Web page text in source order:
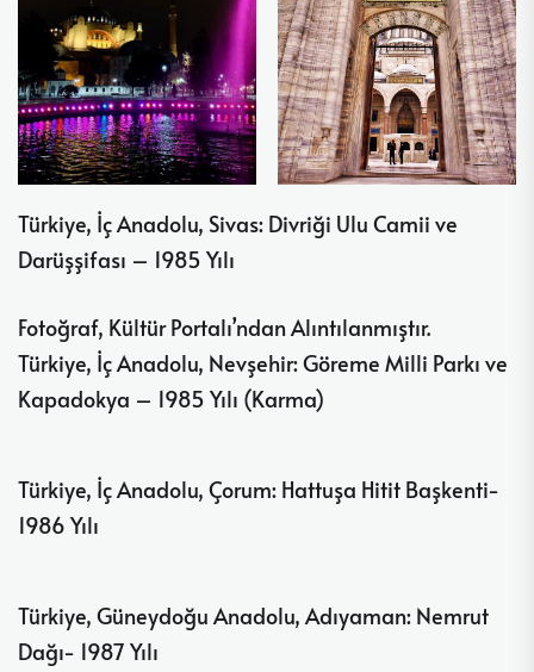
Türkiye, İç Anadolu, Sivas: Divriği Ulu Camii ve
Darüşşifası – 1985 Yılı
Fotoğraf, Kültür Portalı’ndan Alıntılanmıştır.
Türkiye, İç Anadolu, Nevşehir: Göreme Milli Parkı ve
Kapadokya – 1985 Yılı (Karma)
Türkiye, İç Anadolu, Çorum: Hattuşa Hitit Başkenti-
1986 Yılı
Türkiye, Güneydoğu Anadolu, Adıyaman: Nemrut
Dağı- 1987 Yılı